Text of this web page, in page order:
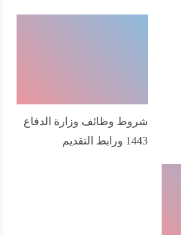
شروط وظائف وزارة الدفاع
1443 ورابط التقديم